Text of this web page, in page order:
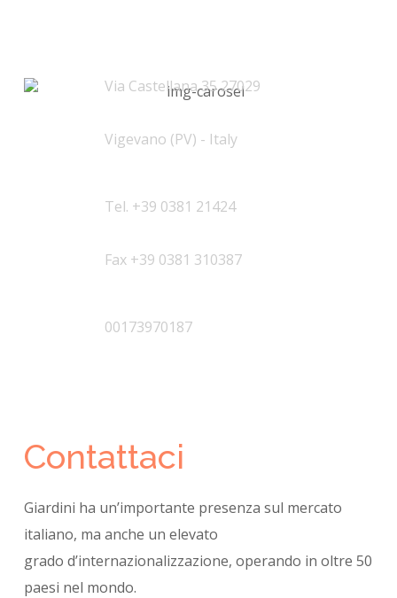
Via Castellana 35 27029
Vigevano (PV) - Italy
Tel. +39 0381 21424
Fax +39 0381 310387
00173970187
Contattaci
Giardini ha un’importante presenza sul mercato
italiano, ma anche un elevato
gradod’internazionalizzazione, operando in oltre 50
paesi nel mondo.